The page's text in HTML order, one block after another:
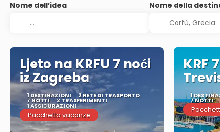
Nome dell’idea Nome della
Ljeto na KRFU 7 noći
iz Zagreba
1 DESTINAZIONI 2 RETE DI TRASPORTO
7 NOTTI 2 TRASFERIMENTI
1 ASSICURAZIONI
Pacchetto vacanze
KRF
1
7 NOTTI